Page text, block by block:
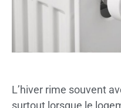
L’hiver rime souvent
surtout lorsque le